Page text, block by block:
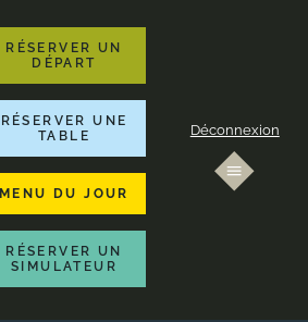
RÉSERVER UN
DÉPART
RÉSERVER UNE
TABLE
MENU DU JOUR
RÉSERVER UN
SIMULATEUR
Déconnexion